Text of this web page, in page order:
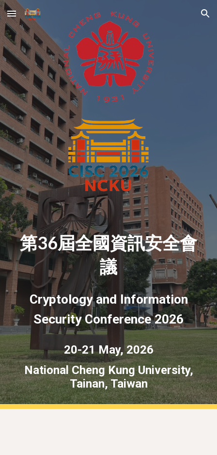
Skip to main content Skip to navigation
第36屆全國資訊安全會
議
Cryptology and Information
Security Conference 2026
20-21May, 2026
National Cheng Kung University,
Tainan, Taiwan